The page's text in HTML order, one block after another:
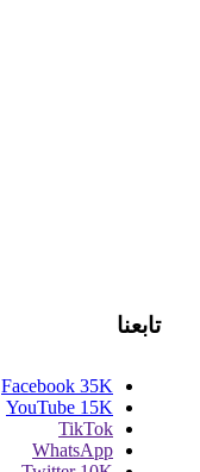
تابعنا
Facebook 35K
YouTube 15K
TikTok
WhatsApp